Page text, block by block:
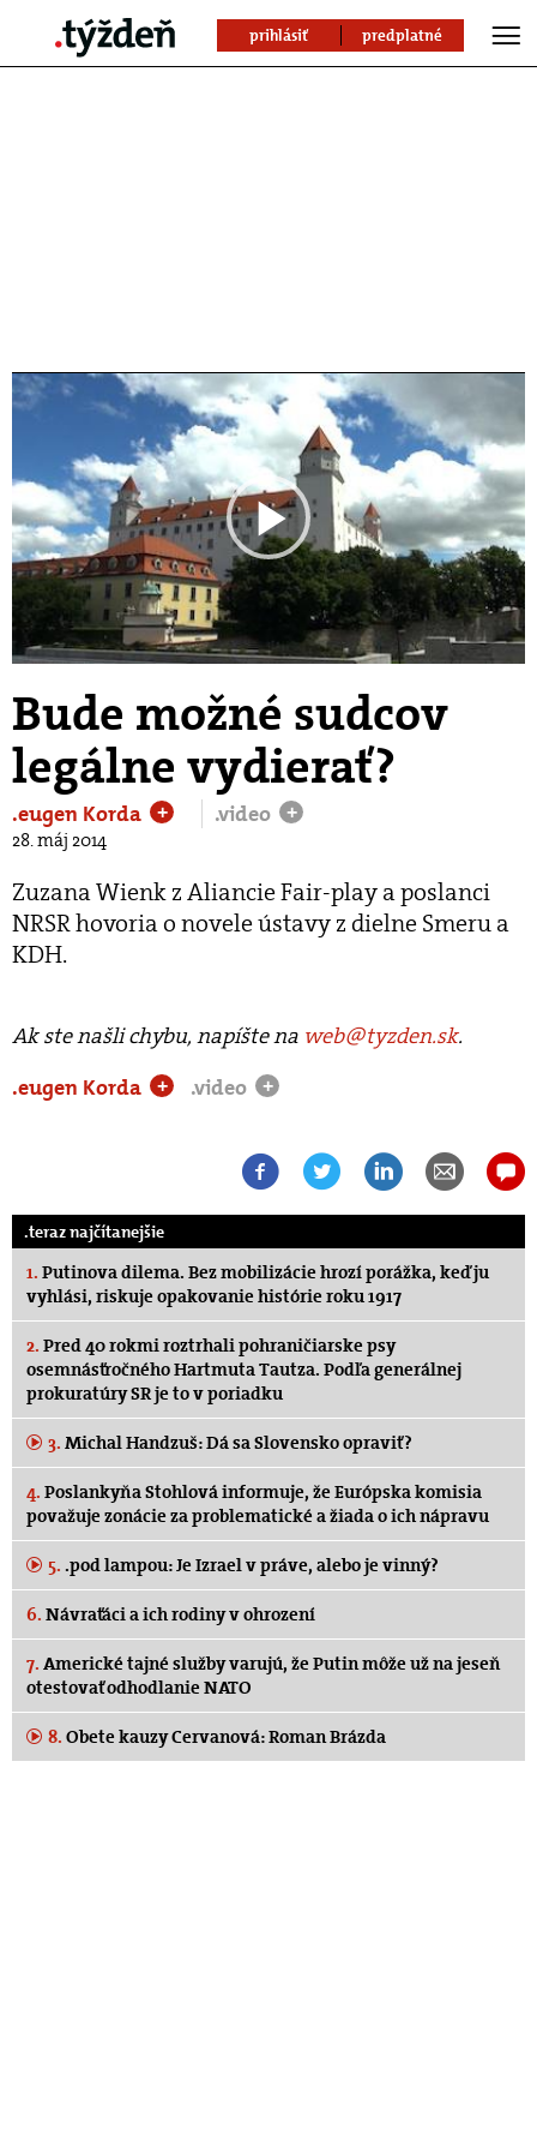
prihlásiť predplatné
Play
Video
Bude možné sudcov
legálne vydierať?
.eugen Korda + .video +
28. máj 2014
Zuzana Wienk z Aliancie Fair-play a poslanci
NRSR hovoria o novele ústavy z dielne Smeru a
KDH.
Ak ste našli chybu, napíšte na web@tyzden.sk.
.eugen Korda
+ .video +
.teraz najčítanejšie
1. Putinova dilema. Bez mobilizácie hrozí porážka, keď ju
vyhlási, riskuje opakovanie histórie roku 1917
2. Pred 40 rokmi roztrhali pohraničiarske psy
osemnásťročného Hartmuta Tautza. Podľa generálnej
prokuratúry SR je to v poriadku
3. Michal Handzuš: Dá sa Slovensko opraviť?
4. Poslankyňa Stohlová informuje, že Európska komisia
považuje zonácie za problematické a žiada o ich nápravu
5. .pod lampou: Je Izrael v práve, alebo je vinný?
6. Návraťáci a ich rodiny v ohrození
7. Americké tajné služby varujú, že Putin môže už na jeseň
otestovať odhodlanie NATO
8. Obete kauzy Cervanová: Roman Brázda